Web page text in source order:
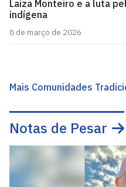
Laiza Monteiro e a luta
indígena
8 de março de 2026
Mais Comunidades
Notas de Pesar